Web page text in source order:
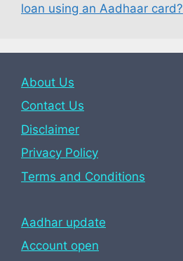
loan using an Aadhaar card?
About Us
Contact Us
Disclaimer
Privacy Policy
Terms and Conditions
Aadhar update
Account open